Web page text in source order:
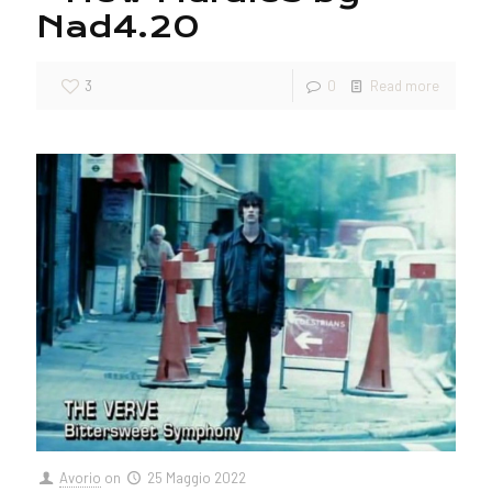
Nad4.20
3 0 Read more
Avorio on 25 Maggio 2022